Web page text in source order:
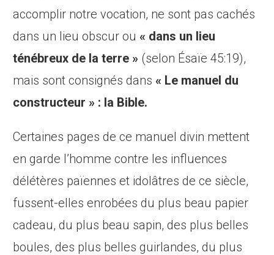
accomplir notre vocation, ne sont pas cachés
dans un lieu obscur ou« dans un lieu
ténébreux de la terre » (selon Ésaïe 45:19),
mais sont consignés dans« Le manuel du
constructeur » : la Bible.
Certaines pages de ce manuel divin mettent
en garde l’homme contre les influences
délétères païennes et idolâtres de ce siècle,
fussent-elles enrobées du plus beau papier
cadeau, du plus beau sapin, des plus belles
boules, des plus belles guirlandes, du plus